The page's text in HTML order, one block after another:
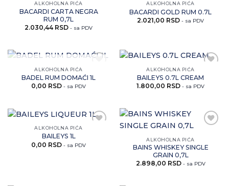
artikal
ALKOHOLNA PIĆA
BACARDI CARTA NEGRA
RUM 0,7L
2.030,44 RSD - sa PDV
artikal
ALKOHOLNA PIĆA
BACARDI GOLD RUM 0.7L
2.021,00 RSD - sa PDV
Zaprati
ovaj
artikal
NEMA NA ZALIHAMA
ALKOHOLNA PIĆA
BADEL RUM DOMAĆI 1L
0,00 RSD - sa PDV
ovaj
artikal
ALKOHOLNA PIĆA
BAILEYS 0.7L CREAM
1.800,00 RSD - sa PDV
artikal
ALKOHOLNA PIĆA
BAILEYS 1L
0,00 RSD - sa PDV
artikal
ALKOHOLNA PIĆA
BAINS WHISKEY SINGLE
GRAIN 0,7L
2.898,00 RSD - sa PDV